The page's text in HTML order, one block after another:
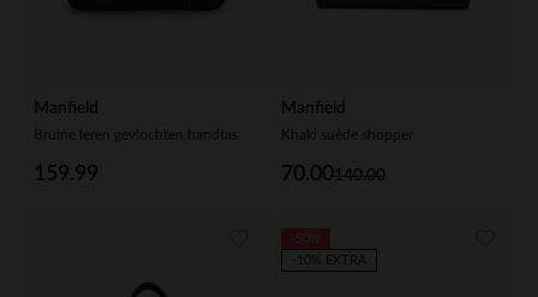
Manfield
Bruine leren gevlochten handtas
159.99
Manfield
Khaki suède shopper
140.00
70.00
-10% EXTRA